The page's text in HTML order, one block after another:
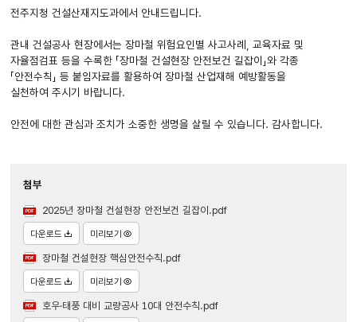
전주지청 건설산재지도과에서 안내드립니다.
관내 건설공사 현장에서는 장마철 위험요인별 사고사례, 교육자료 및
자율점검표 등을 수록한 「장마철 건설현장 안전보건 길잡이」와 각종
「안전수칙」 등 붙임자료를 활용하여 장마철 산업재해 예방활동을
실천하여 주시기 바랍니다.
안전에 대한 관심과 조치가 소중한 생명을 살릴 수 있습니다. 감사합니다.
첨부
2025년 장마철 건설현장 안전보건 길잡이.pdf
다운로드 미리보기
장마철 건설현장 핵심안전수칙.pdf
다운로드 미리보기
호우·태풍 대비 교량공사 10대 안전수칙.pdf